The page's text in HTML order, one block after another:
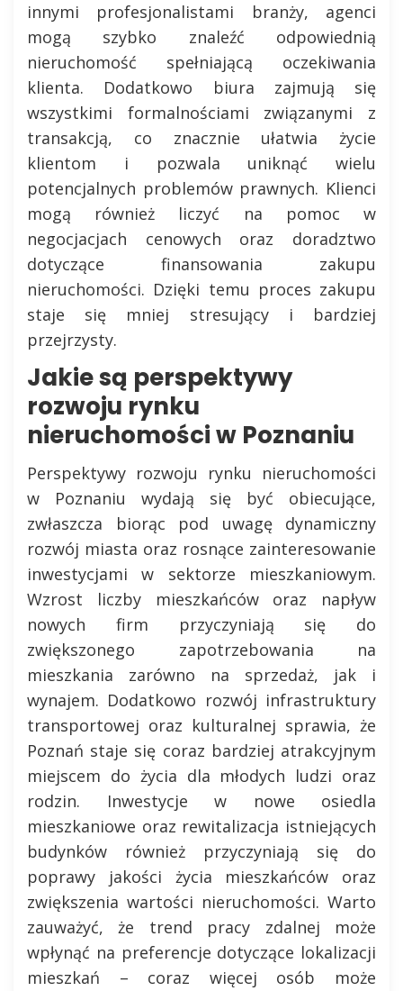
innymi profesjonalistami branży, agenci
mogą szybko znaleźć odpowiednią
nieruchomość spełniającą oczekiwania
klienta. Dodatkowo biura zajmują się
wszystkimi formalnościami związanymi z
transakcją, co znacznie ułatwia życie
klientom i pozwala uniknąć wielu
potencjalnych problemów prawnych. Klienci
mogą również liczyć na pomoc w
negocjacjach cenowych oraz doradztwo
dotyczące finansowania zakupu
nieruchomości. Dzięki temu proces zakupu
staje się mniej stresujący i bardziej
przejrzysty.
Jakie są perspektywy
rozwoju rynku
nieruchomości w Poznaniu
Perspektywy rozwoju rynku nieruchomości
w Poznaniu wydają się być obiecujące,
zwłaszcza biorąc pod uwagę dynamiczny
rozwój miasta oraz rosnące zainteresowanie
inwestycjami w sektorze mieszkaniowym.
Wzrost liczby mieszkańców oraz napływ
nowych firm przyczyniają się do
zwiększonego zapotrzebowania na
mieszkania zarówno na sprzedaż, jak i
wynajem. Dodatkowo rozwój infrastruktury
transportowej oraz kulturalnej sprawia, że
Poznań staje się coraz bardziej atrakcyjnym
miejscem do życia dla młodych ludzi oraz
rodzin. Inwestycje w nowe osiedla
mieszkaniowe oraz rewitalizacja istniejących
budynków również przyczyniają się do
poprawy jakości życia mieszkańców oraz
zwiększenia wartości nieruchomości. Warto
zauważyć, że trend pracy zdalnej może
wpłynąć na preferencje dotyczące lokalizacji
mieszkań – coraz więcej osób może